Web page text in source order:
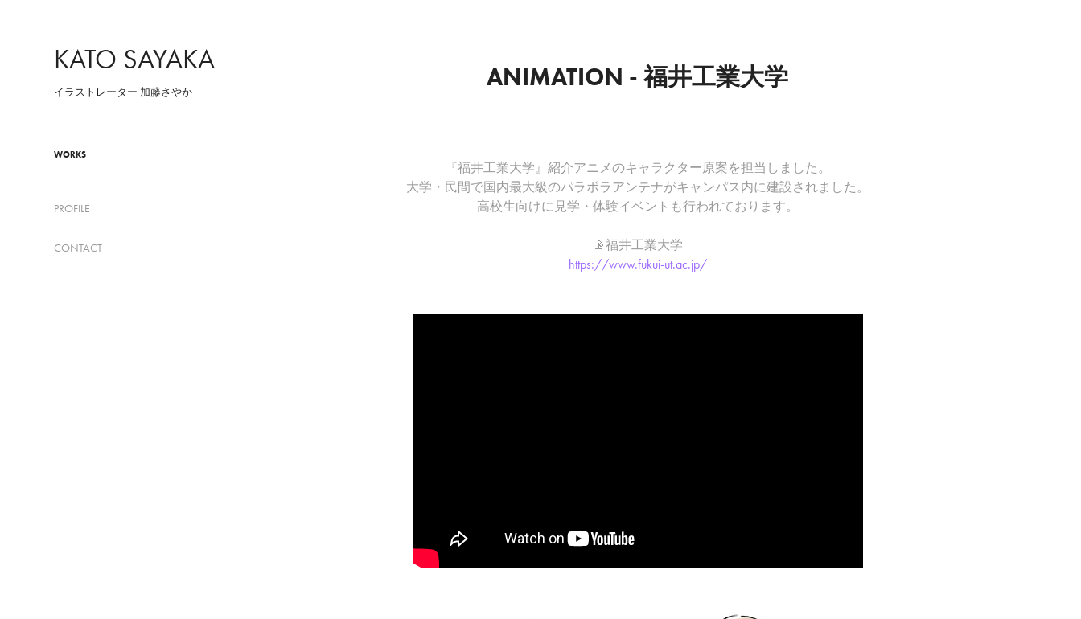
KATO SAYAKA
イラストレーター 加藤さやか
WORKS
PROFILE
CONTACT
ANIMATION - 福井工業大学
『福井工業大学』紹介アニメのキャラクター原案を担当しました。
大学・民間で国内最大級のパラボラアンテナがキャンパス内に建設されました。
高校生向けに見学・体験イベントも行われております。
📡福井工業大学
https://www.fukui-ut.ac.jp/